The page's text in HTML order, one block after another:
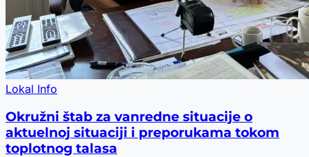
Lokal Info
Okružni štab za vanredne situacije o
aktuelnoj situaciji i preporukama tokom
toplotnog talasa